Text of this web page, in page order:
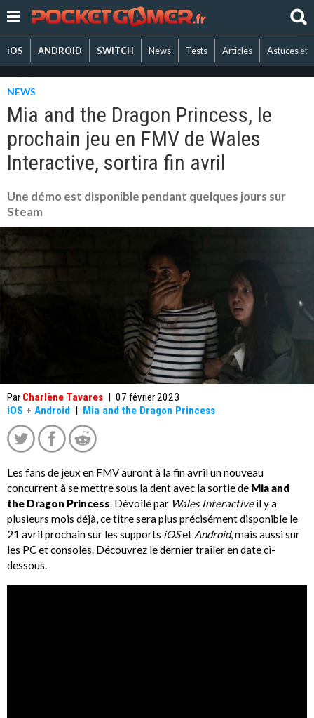
iOS ANDROID SWITCH News Tests Articles Astuces et
NEWS
Mia and the Dragon Princess, le
prochain jeu en FMV de Wales
Interactive, sortira fin avril
Une démo est disponible pendant quelques jours sur
Steam
Par Charlène Tavares | 07 février 2023
iOS + Android | Mia and the Dragon Princess
Les fans de jeux en FMV auront à la fin avril un nouveau
concurrent à se mettre sous la dent avec la sortie de Mia and
the Dragon Princess. Dévoilé par Wales Interactiveil y a
plusieurs mois déjà, ce titre sera plus précisément disponible le
21 avril prochain sur les supports iOSet Android, mais aussi sur
les PC et consoles. Découvrez le dernier trailer en date ci-
dessous.